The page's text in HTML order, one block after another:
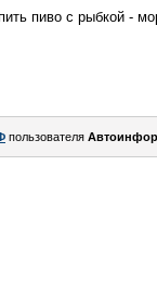
пиво с рыбкой -
пользователя